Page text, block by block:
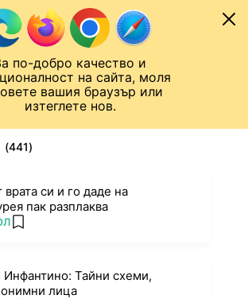
по-добро качество и
на сайта, моля
вашия браузър или
изтеглете нов.
(441)
си и го даде на
пак разплаква
add favorites
Тайни схеми,
лица